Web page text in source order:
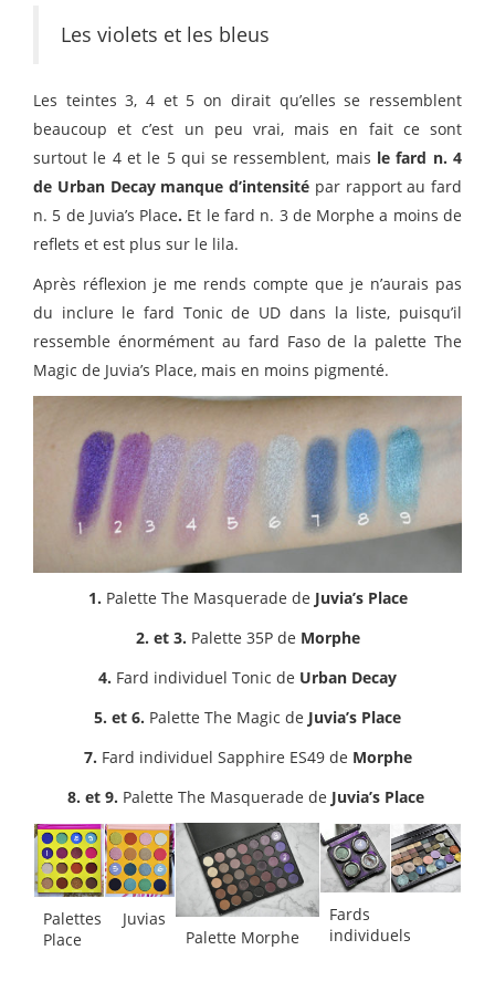
Les violets et les bleus
Les teintes 3, 4 et 5 on dirait qu’elles se ressemblent
beaucoup et c’est un peu vrai, mais en fait ce sont
surtout le 4 et le 5 qui se ressemblent, mais le fard n. 4
de Urban Decay manque d’intensité par rapport au fard
n. 5 de Juvia’s Place. Et le fard n. 3 de Morphe a moins de
reflets et est plus sur le lila.
Après réflexion je me rends compte que je n’aurais pas
du inclure le fard Tonic de UD dans la liste, puisqu’il
ressemble énormément au fard Faso de la palette The
Magic de Juvia’s Place, mais en moins pigmenté.
1. Palette The Masquerade de Juvia’s Place
2. et 3. Palette 35P de Morphe
4. Fard individuel Tonic de Urban Decay
5. et 6. Palette The Magic de Juvia’s Place
7. Fard individuel Sapphire ES49 de Morphe
8. et 9. Palette The Masquerade de Juvia’s Place
Palettes Juvias
Place
Palette Morphe
Fards
individuels